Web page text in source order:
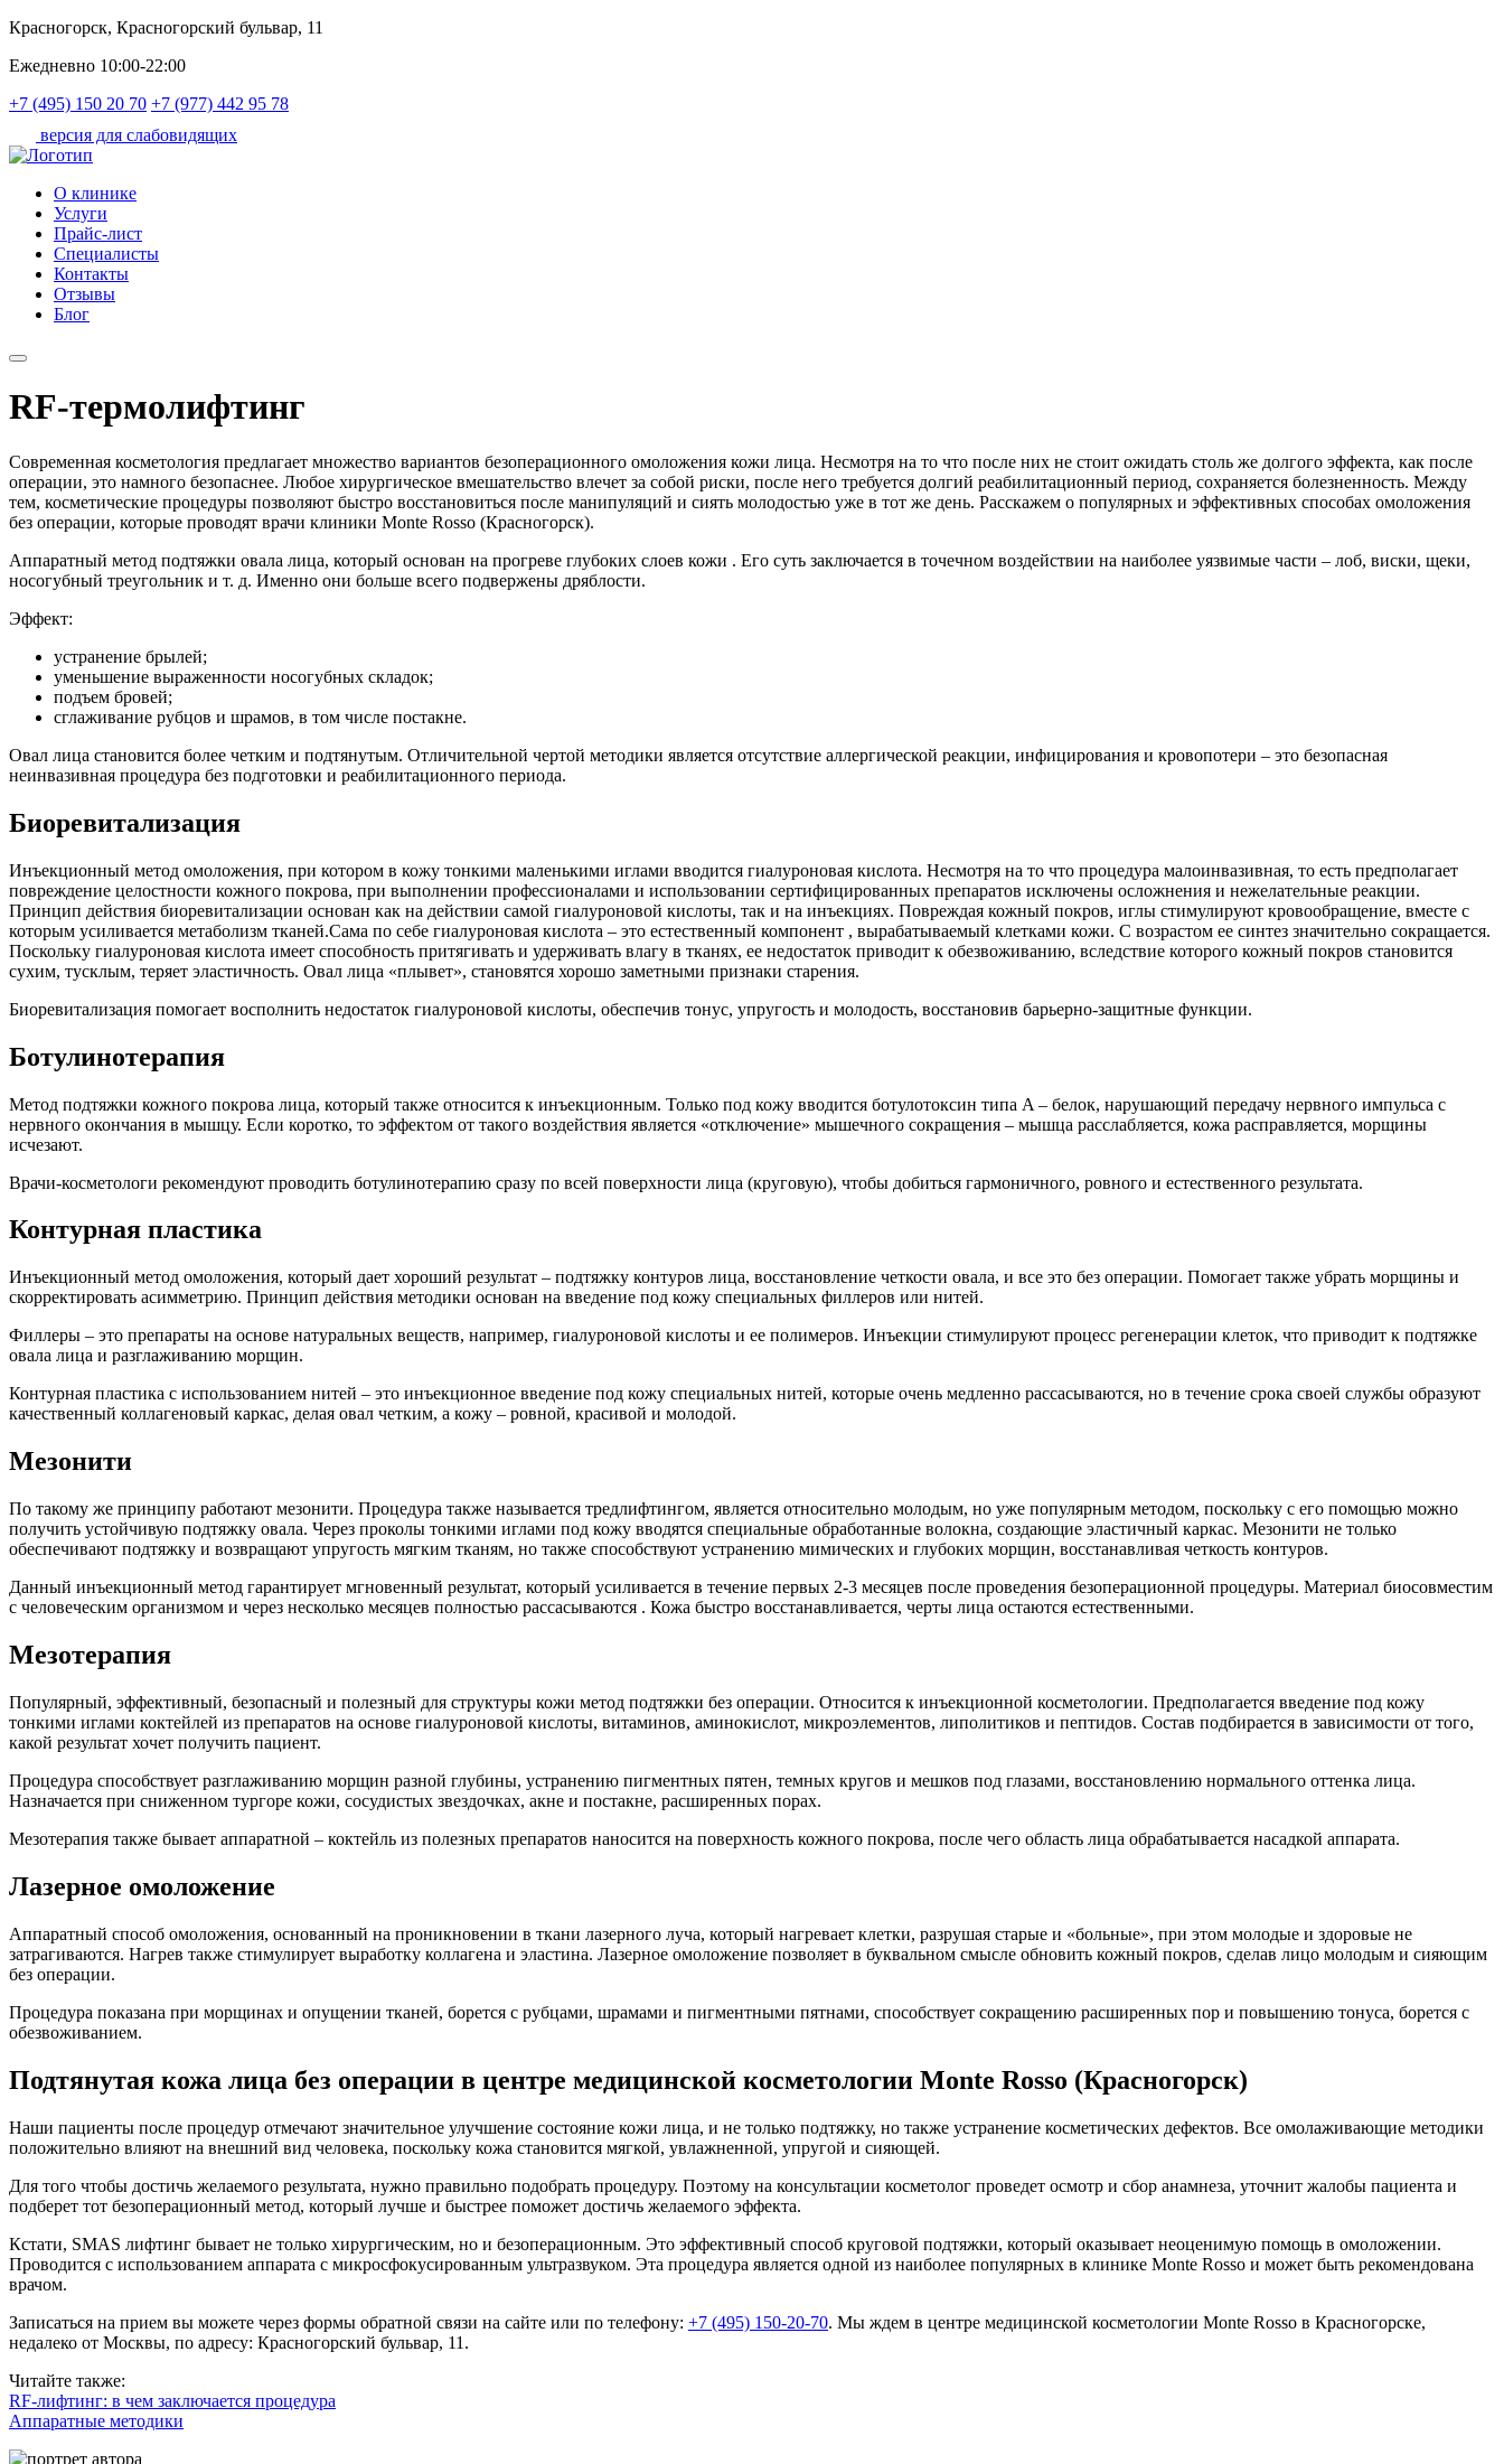
Красногорск, Красногорский бульвар, 11
Ежедневно 10:00-22:00
+7 (495) 150 20 70 +7 (977) 442 95 78
версия для слабовидящих
О клинике
Услуги
Прайс-лист
Специалисты
Контакты
Отзывы
Блог
RF-термолифтинг
Современная косметология предлагает множество вариантов безоперационного омоложения кожи лица. Несмотря на то что после них не стоит ожидать столь же долгого эффекта, как после
операции, это намного безопаснее. Любое хирургическое вмешательство влечет за собой риски, после него требуется долгий реабилитационный период, сохраняется болезненность. Между
тем, косметические процедуры позволяют быстро восстановиться после манипуляций и сиять молодостью уже в тот же день. Расскажем о популярных и эффективных способах омоложения
без операции, которые проводят врачи клиники Monte Rosso (Красногорск).
Аппаратный метод подтяжки овала лица, который основан на прогреве глубоких слоев кожи . Его суть заключается в точечном воздействии на наиболее уязвимые части – лоб, виски, щеки,
носогубный треугольник и т. д. Именно они больше всего подвержены дряблости.
Эффект:
устранение брылей;
уменьшение выраженности носогубных складок;
подъем бровей;
сглаживание рубцов и шрамов, в том числе постакне.
Овал лица становится более четким и подтянутым. Отличительной чертой методики является отсутствие аллергической реакции, инфицирования и кровопотери – это безопасная
неинвазивная процедура без подготовки и реабилитационного периода.
Биоревитализация
Инъекционный метод омоложения, при котором в кожу тонкими маленькими иглами вводится гиалуроновая кислота. Несмотря на то что процедура малоинвазивная, то есть предполагает
повреждение целостности кожного покрова, при выполнении профессионалами и использовании сертифицированных препаратов исключены осложнения и нежелательные реакции.
Принцип действия биоревитализации основан как на действии самой гиалуроновой кислоты, так и на инъекциях. Повреждая кожный покров, иглы стимулируют кровообращение, вместе с
которым усиливается метаболизм тканей.Сама по себе гиалуроновая кислота – это естественный компонент , вырабатываемый клетками кожи. С возрастом ее синтез значительно сокращается.
Поскольку гиалуроновая кислота имеет способность притягивать и удерживать влагу в тканях, ее недостаток приводит к обезвоживанию, вследствие которого кожный покров становится
сухим, тусклым, теряет эластичность. Овал лица «плывет», становятся хорошо заметными признаки старения.
Биоревитализация помогает восполнить недостаток гиалуроновой кислоты, обеспечив тонус, упругость и молодость, восстановив барьерно-защитные функции.
Ботулинотерапия
Метод подтяжки кожного покрова лица, который также относится к инъекционным. Только под кожу вводится ботулотоксин типа A – белок, нарушающий передачу нервного импульса с
нервного окончания в мышцу. Если коротко, то эффектом от такого воздействия является «отключение» мышечного сокращения – мышца расслабляется, кожа расправляется, морщины
исчезают.
Врачи-косметологи рекомендуют проводить ботулинотерапию сразу по всей поверхности лица (круговую), чтобы добиться гармоничного, ровного и естественного результата.
Контурная пластика
Инъекционный метод омоложения, который дает хороший результат – подтяжку контуров лица, восстановление четкости овала, и все это без операции. Помогает также убрать морщины и
скорректировать асимметрию. Принцип действия методики основан на введение под кожу специальных филлеров или нитей.
Филлеры – это препараты на основе натуральных веществ, например, гиалуроновой кислоты и ее полимеров. Инъекции стимулируют процесс регенерации клеток, что приводит к подтяжке
овала лица и разглаживанию морщин.
Контурная пластика с использованием нитей – это инъекционное введение под кожу специальных нитей, которые очень медленно рассасываются, но в течение срока своей службы образуют
качественный коллагеновый каркас, делая овал четким, а кожу – ровной, красивой и молодой.
Мезонити
По такому же принципу работают мезонити. Процедура также называется тредлифтингом, является относительно молодым, но уже популярным методом, поскольку с его помощью можно
получить устойчивую подтяжку овала. Через проколы тонкими иглами под кожу вводятся специальные обработанные волокна, создающие эластичный каркас. Мезонити не только
обеспечивают подтяжку и возвращают упругость мягким тканям, но также способствуют устранению мимических и глубоких морщин, восстанавливая четкость контуров.
Данный инъекционный метод гарантирует мгновенный результат, который усиливается в течение первых 2-3 месяцев после проведения безоперационной процедуры. Материал биосовместим
с человеческим организмом и через несколько месяцев полностью рассасываются . Кожа быстро восстанавливается, черты лица остаются естественными.
Мезотерапия
Популярный, эффективный, безопасный и полезный для структуры кожи метод подтяжки без операции. Относится к инъекционной косметологии. Предполагается введение под кожу
тонкими иглами коктейлей из препаратов на основе гиалуроновой кислоты, витаминов, аминокислот, микроэлементов, липолитиков и пептидов. Состав подбирается в зависимости от того,
какой результат хочет получить пациент.
Процедура способствует разглаживанию морщин разной глубины, устранению пигментных пятен, темных кругов и мешков под глазами, восстановлению нормального оттенка лица.
Назначается при сниженном тургоре кожи, сосудистых звездочках, акне и постакне, расширенных порах.
Мезотерапия также бывает аппаратной – коктейль из полезных препаратов наносится на поверхность кожного покрова, после чего область лица обрабатывается насадкой аппарата.
Лазерное омоложение
Аппаратный способ омоложения, основанный на проникновении в ткани лазерного луча, который нагревает клетки, разрушая старые и «больные», при этом молодые и здоровые не
затрагиваются. Нагрев также стимулирует выработку коллагена и эластина. Лазерное омоложение позволяет в буквальном смысле обновить кожный покров, сделав лицо молодым и сияющим
без операции.
Процедура показана при морщинах и опущении тканей, борется с рубцами, шрамами и пигментными пятнами, способствует сокращению расширенных пор и повышению тонуса, борется с
обезвоживанием.
Подтянутая кожа лица без операции в центре медицинской косметологии Monte Rosso (Красногорск)
Наши пациенты после процедур отмечают значительное улучшение состояние кожи лица, и не только подтяжку, но также устранение косметических дефектов. Все омолаживающие методики
положительно влияют на внешний вид человека, поскольку кожа становится мягкой, увлажненной, упругой и сияющей.
Для того чтобы достичь желаемого результата, нужно правильно подобрать процедуру. Поэтому на консультации косметолог проведет осмотр и сбор анамнеза, уточнит жалобы пациента и
подберет тот безоперационный метод, который лучше и быстрее поможет достичь желаемого эффекта.
Кстати, SMAS лифтинг бывает не только хирургическим, но и безоперационным. Это эффективный способ круговой подтяжки, который оказывает неоценимую помощь в омоложении.
Проводится с использованием аппарата с микросфокусированным ультразвуком. Эта процедура является одной из наиболее популярных в клинике Monte Rosso и может быть рекомендована
врачом.
Записаться на прием вы можете через формы обратной связи на сайте или по телефону: +7 (495) 150-20-70. Мы ждем в центре медицинской косметологии Monte Rosso в Красногорске,
недалеко от Москвы, по адресу: Красногорский бульвар, 11.
Читайте также:
RF-лифтинг: в чем заключается процедура
Аппаратные методики